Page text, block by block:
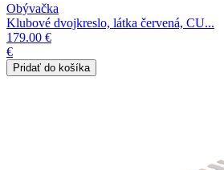
Obývačka
Klubové dvojkreslo, látka červená, CU...
179.00 €
€